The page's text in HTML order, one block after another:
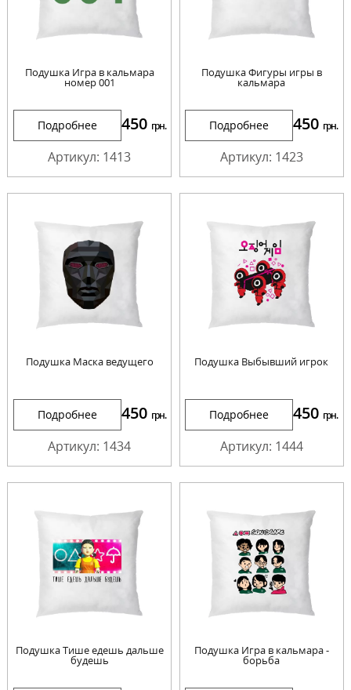
Подушка Игра в кальмара
номер 001
Подробнее 450 грн.
Артикул: 1413
Подушка Фигуры игры в
кальмара
Подробнее 450 грн.
Артикул: 1423
Подушка Маска ведущего
Подробнее 450 грн.
Артикул: 1434
Подушка Выбывший игрок
Подробнее 450 грн.
Артикул: 1444
Подушка Тише едешь дальше
будешь
Подушка Игра в кальмара -
борьба